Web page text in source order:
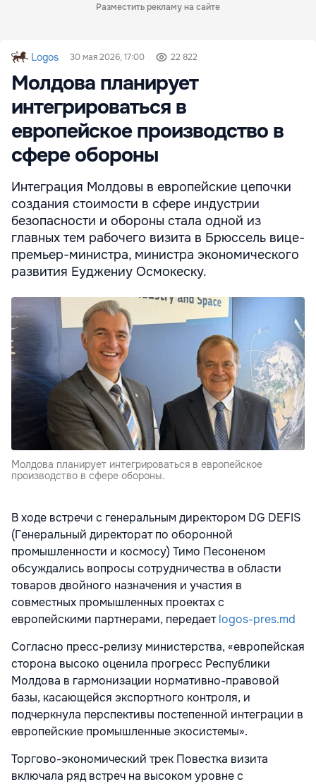
Разместить рекламу на сайте
Logos 30 мая 2026, 17:00 22 822
Молдова планирует
интегрироваться в
европейское производство в
сфере обороны
Интеграция Молдовы в европейские цепочки
создания стоимости в сфере индустрии
безопасности и обороны стала одной из
главных тем рабочего визита в Брюссель вице-
премьер-министра, министра экономического
развития Еуджениу Осмокеску.
Молдова планирует интегрироваться в европейское
производство в сфере обороны.
В ходе встречи с генеральным директором DG DEFIS
(Генеральный директорат по оборонной
промышленности и космосу) Тимо Песоненом
обсуждались вопросы сотрудничества в области
товаров двойного назначения и участия в
совместных промышленных проектах с
европейскими партнерами, передаетlogos-pres.md
Согласно пресс-релизу министерства, «европейская
сторона высоко оценила прогресс Республики
Молдова в гармонизации нормативно-правовой
базы, касающейся экспортного контроля, и
подчеркнула перспективы постепенной интеграции в
европейские промышленные экосистемы».
Торгово-экономический трек Повестка визита
включала ряд встреч на высоком уровне с